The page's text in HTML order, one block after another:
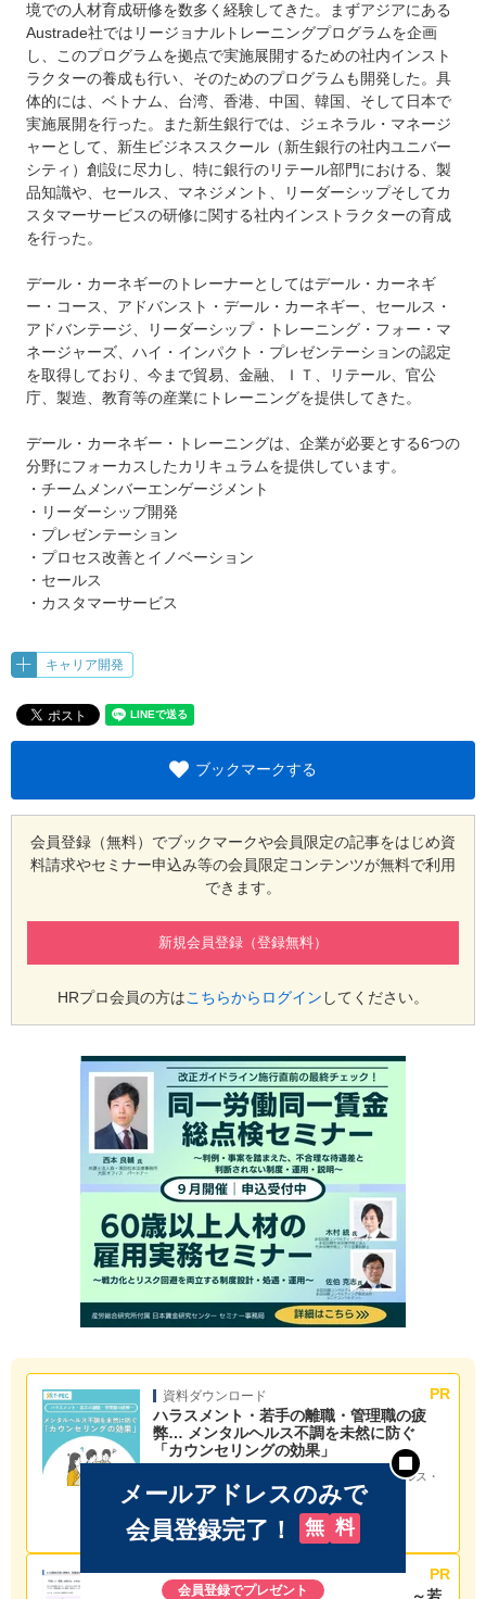
境での人材育成研修を数多く経験してきた。まずアジアにある
Austrade社ではリージョナルトレーニングプログラムを企画
し、このプログラムを拠点で実施展開するための社内インスト
ラクターの養成も行い、そのためのプログラムも開発した。具
体的には、ベトナム、台湾、香港、中国、韓国、そして日本で
実施展開を行った。また新生銀行では、ジェネラル・マネージ
ャーとして、新生ビジネススクール（新生銀行の社内ユニバー
シティ）創設に尽力し、特に銀行のリテール部門における、製
品知識や、セールス、マネジメント、リーダーシップそしてカ
スタマーサービスの研修に関する社内インストラクターの育成
を行った。
デール・カーネギーのトレーナーとしてはデール・カーネギ
ー・コース、アドバンスト・デール・カーネギー、セールス・
アドバンテージ、リーダーシップ・トレーニング・フォー・マ
ネージャーズ、ハイ・インパクト・プレゼンテーションの認定
を取得しており、今まで貿易、金融、ＩＴ、リテール、官公
庁、製造、教育等の産業にトレーニングを提供してきた。
デール・カーネギー・トレーニングは、企業が必要とする6つの
分野にフォーカスしたカリキュラムを提供しています。
・チームメンバーエンゲージメント
・リーダーシップ開発
・プレゼンテーション
・プロセス改善とイノベーション
・セールス
・カスタマーサービス
キャリア開発
ブックマークする
会員登録（無料）でブックマークや会員限定の記事をはじめ資
料請求やセミナー申込み等の会員限定コンテンツが無料で利用
できます。
新規会員登録（登録無料）
HRプロ会員の方はこちらからログイン してください。
資料ダウンロード
ハラスメント・若手の離職・管理職の疲
弊… メンタルヘルス不調を未然に防ぐ
「カウンセリングの効果」
［福利厚生・安全衛生］メンタルヘルス・
EAP・産業医
提供：ティーペック株式会社
資料ダウンロード
「優秀層の離職と伸び悩み」を解決！～若
メールアドレスのみで
会員登録完了！
無 料
会員登録でプレゼント